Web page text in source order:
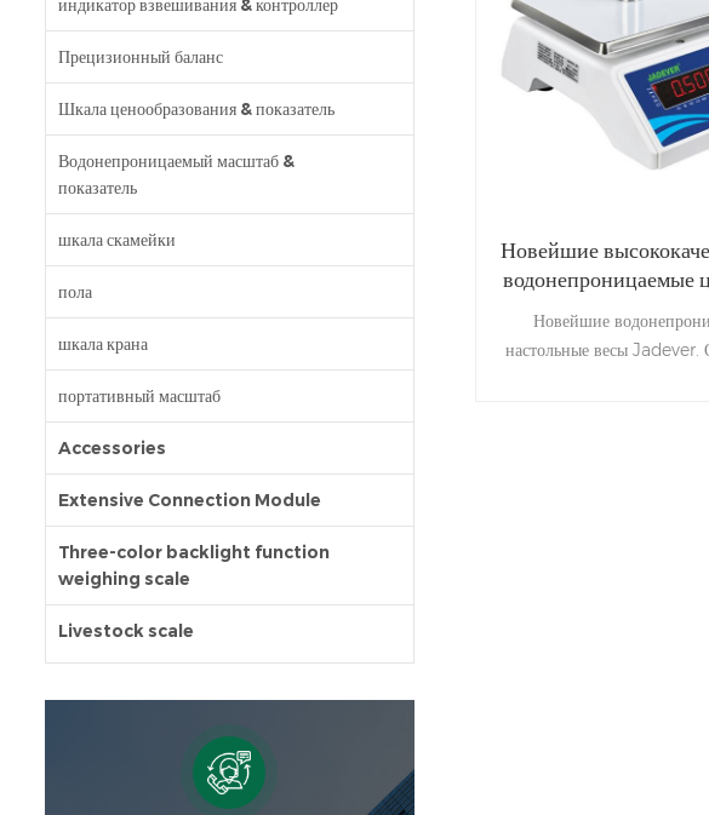
индикатор взвешивания & контроллер
Прецизионный баланс
Шкала ценообразования & показатель
Водонепроницаемый масштаб &
показатель
шкала скамейки
пола
шкала крана
портативный масштаб
Accessories
Extensive Connection Module
Three-color backlight function
weighing scale
Livestock scale
Новейшие
водонепроницаемые
Новейшие
настольные весы Jadever.